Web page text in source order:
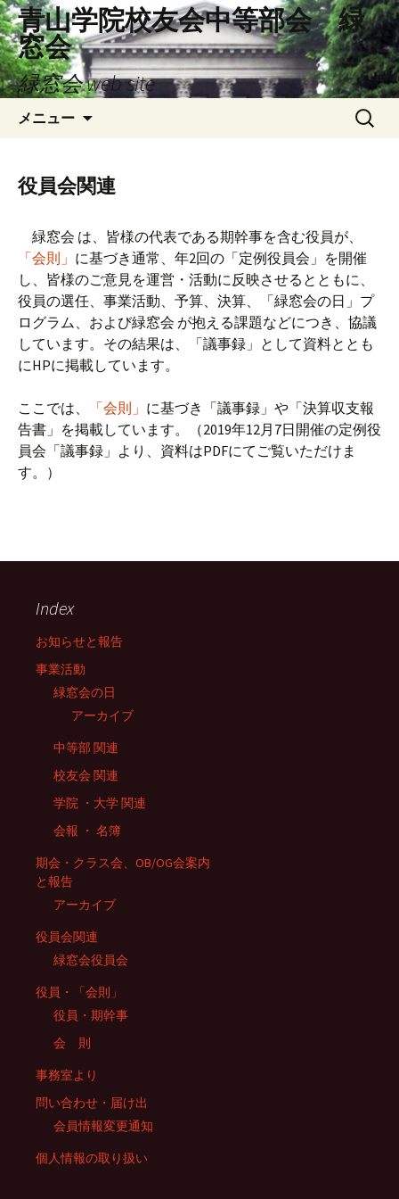
コ
ン
テ
ン
ツ
ス
青山学院校友会中等部会 緑
窓会
緑窓会 web site
メニュー
検
索:
役員会関連
緑窓会 は、皆様の代表である期幹事を含む役員が、
「会則」 に基づき通常、年2回の「定例役員会」を開催
し、皆様のご意見を運営・活動に反映させるとともに、
役員の選任、事業活動、予算、決算、「緑窓会の日」プ
ログラム、および緑窓会 が抱える課題などにつき、協議
しています。その結果は、「議事録」として資料ととも
にHPに掲載しています。
ここでは、 「会則」 に基づき「議事録」や「決算収支報
告書」を掲載しています。（2019年12月7日開催の定例役
員会「議事録」より、資料はPDFにてご覧いただけま
す。）
Index
お知らせと報告
事業活動
緑窓会の日
アーカイブ
中等部 関連
校友会 関連
学院 ・大学 関連
会報 ・ 名簿
期会・クラス会、OB/OG会案内
と報告
アーカイブ
役員会関連
緑窓会役員会
役員・「会則」
役員・期幹事
会 則
事務室より
問い合わせ・届け出
会員情報変更通知
個人情報の取り扱い